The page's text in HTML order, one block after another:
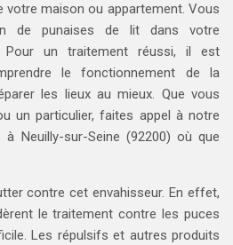
votre maison ou appartement. Vous
de punaises de lit dans votre
Pour un traitement réussi, il est
le fonctionnement de la
les lieux au mieux. Que vous
un particulier, faites appel à notre
Neuilly-sur-Seine (92200) où que
contre cet envahisseur. En effet,
le traitement contre les puces
Les répulsifs et autres produits